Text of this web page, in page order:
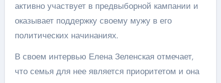
активно участвует в предвыборной кампании и
оказывает поддержку своему мужу в его
политических начинаниях.
В своем интервью Елена Зеленская отмечает,
что семья для нее является приоритетом и она